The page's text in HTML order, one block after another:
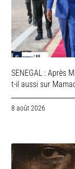
SENEGAL : Après
t-il aussi sur
8 août 2026